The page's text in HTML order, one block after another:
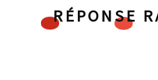
RÉPONSE